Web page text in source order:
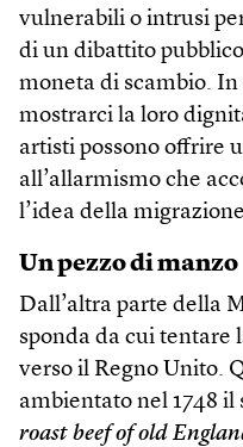
vulnerabili o intrusi
di un dibattito
moneta di scambio. In
mostrarci la loro
artisti possono offrire
all’allarmismo che
l’idea della
Un pezzo di manzo
Dall’altra parte della
sponda da cui tentare
verso il Regno Unito.
ambientato nel 1748
roast beef of old